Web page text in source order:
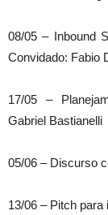
08/05 – Inbound
Convidado: Fabio
17/05 –
Gabriel Bastianelli
05/06 – Discurso
13/06 – Pitch